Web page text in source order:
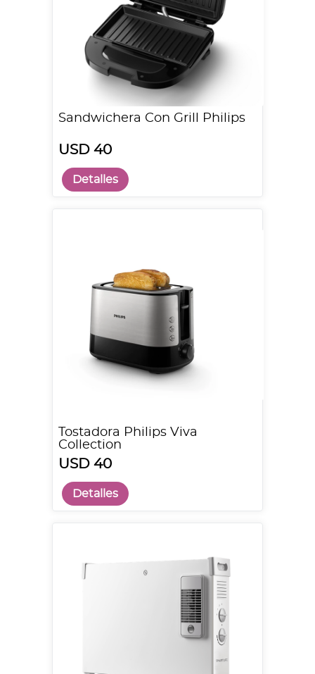
Sandwichera Con Grill Philips
USD 40
Detalles
Tostadora Philips Viva
Collection
USD 40
Detalles